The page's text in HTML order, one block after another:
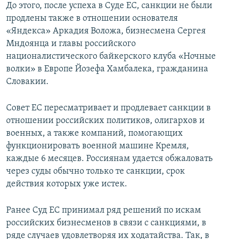
До этого, после успеха в Суде ЕС, санкции не были
продлены также в отношении основателя
«Яндекса» Аркадия Воложа, бизнесмена Сергея
Мндоянца и главы российского
националистического байкерского клуба «Ночные
волки» в Европе Йозефа Хамбалека, гражданина
Словакии.
Совет ЕС пересматривает и продлевает санкции в
отношении российских политиков, олигархов и
военных, а также компаний, помогающих
функционировать военной машине Кремля,
каждые 6 месяцев. Россиянам удается обжаловать
через суды обычно только те санкции, срок
действия которых уже истек.
Ранее Суд ЕС принимал ряд решений по искам
российских бизнесменов в связи с санкциями, в
ряде случаев удовлетворяя их ходатайства. Так, в